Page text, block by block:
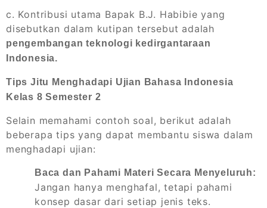
c. Kontribusi utama Bapak B.J. Habibie yang
disebutkan dalam kutipan tersebut adalah
pengembangan teknologi kedirgantaraan
Indonesia.
Tips Jitu Menghadapi Ujian Bahasa Indonesia
Kelas 8 Semester 2
Selain memahami contoh soal, berikut adalah
beberapa tips yang dapat membantu siswa dalam
menghadapi ujian:
Baca dan Pahami Materi Secara Menyeluruh:
Jangan hanya menghafal, tetapi pahami
konsep dasar dari setiap jenis teks.